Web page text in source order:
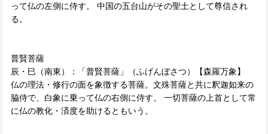
って仏の左側に侍す。 中国の五台山がその聖土として尊信され
る。
普賢菩薩
辰・巳（南東）：「普賢菩薩」（ふげんぼさつ）【森羅万象】
仏の理法・修行の面を象徴する菩薩。文殊菩薩と共に釈迦如来の
脇侍で、白象に乗って仏の右側に侍す。 一切菩薩の上首として常
に仏の教化・済度を助けるともいう。